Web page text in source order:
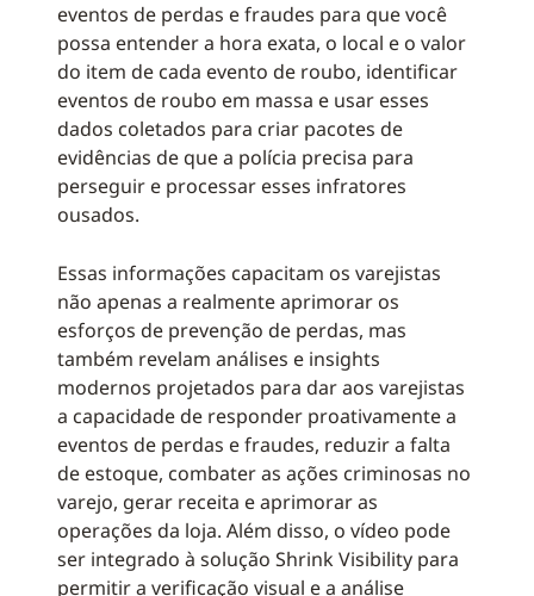
eventos de perdas e fraudes para que você
possa entender a hora exata, o local e o valor
do item de cada evento de roubo, identificar
eventos de roubo em massa e usar esses
dados coletados para criar pacotes de
evidências de que a polícia precisa para
perseguir e processar esses infratores
ousados.
Essas informações capacitam os varejistas
não apenas a realmente aprimorar os
esforços de prevenção de perdas, mas
também revelam análises e insights
modernos projetados para dar aos varejistas
a capacidade de responder proativamente a
eventos de perdas e fraudes, reduzir a falta
de estoque, combater as ações criminosas no
varejo, gerar receita e aprimorar as
operações da loja. Além disso, o vídeo pode
ser integrado à solução Shrink Visibility para
permitir a verificação visual e a análise